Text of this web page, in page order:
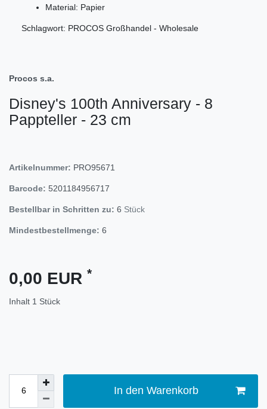
Material: Papier
Schlagwort: PROCOS Großhandel - Wholesale
Procos s.a.
Disney's 100th Anniversary - 8
Pappteller - 23 cm
Artikelnummer: PRO95671
Barcode: 5201184956717
Bestellbar in Schritten zu: 6 Stück
Mindestbestellmenge: 6
0,00 EUR *
Inhalt 1 Stück
In den Warenkorb